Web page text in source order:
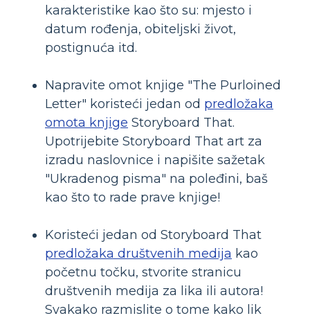
karakteristike kao što su: mjesto i
datum rođenja, obiteljski život,
postignuća itd.
Napravite omot knjige "The Purloined
Letter" koristeći jedan od predložaka
omota knjige Storyboard That.
Upotrijebite Storyboard That art za
izradu naslovnice i napišite sažetak
"Ukradenog pisma" na poleđini, baš
kao što to rade prave knjige!
Koristeći jedan od Storyboard That
predložaka društvenih medija kao
početnu točku, stvorite stranicu
društvenih medija za lika ili autora!
Svakako razmislite o tome kako lik